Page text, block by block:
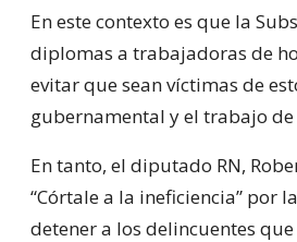
En este contexto es que la
diplomas a trabajadoras de
evitar que sean víctimas de
gubernamental y el trabajo
En tanto, el diputado RN,
“Córtale a la ineficiencia” por
detener a los delincuentes